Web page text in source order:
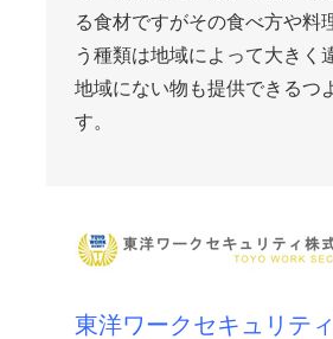
る食材ですがその食べ方や料
う種類は地域によって大きく
地域にない物も提供できるつ
す。
東洋ワークセキュリテ